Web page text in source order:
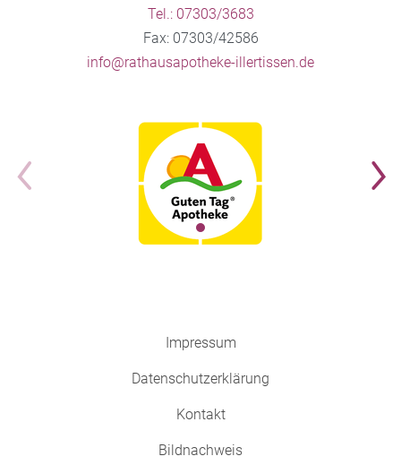
Tel.: 07303/3683
Fax: 07303/42586
info@rathausapotheke-illertissen.de
Impressum
Datenschutzerklärung
Kontakt
Bildnachweis